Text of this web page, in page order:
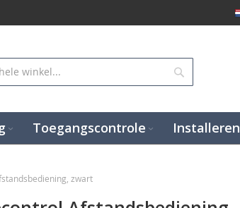
Toegangscontrole Installeren
zwart